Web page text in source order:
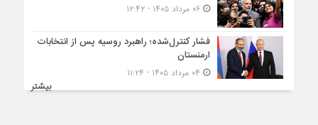
۰۶ مرداد ۱۴۰۵ - ۱۲:۴۲
فشار کنترل‌شده؛ راهبرد روسیه پس از انتخابات
ارمنستان
بیشتر